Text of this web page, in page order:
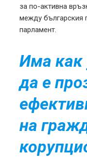
за по-активна
между българския
парламент.
Има как
да е
на